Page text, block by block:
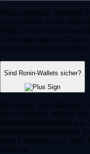
Nicht unbedingt. Während
Asset gedacht waren,
Wallets viele verschiedene
Vielseitige Apps wie
Kryptowährungen an einem
Sind Ronin-Wallets sicher?
Der Schutz Ihrer digitalen
Ihres Portfolios. Wählen
Sicherheitsmaßnahmen wie
Verifizierungsprotokollen.
diese Funktionen, um Ihren
schützen.